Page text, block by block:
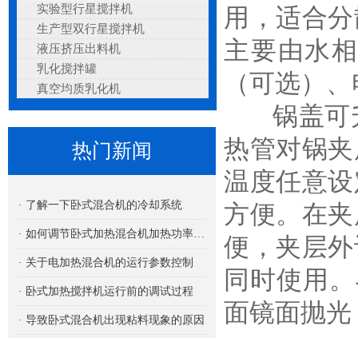
实验型行星搅拌机
生产型双行星搅拌机
液压挤压出料机
乳化搅拌罐
真空均质乳化机
热门新闻
· 了解一下卧式混合机的冷却系统
· 如何调节卧式加热混合机加热功率的大小
· 关于电加热混合机的运行参数控制
· 卧式加热搅拌机运行前的调试过程
· 导致卧式混合机出现粘料现象的原因
用，适合
主要由水
（可选）
锅盖可升
热管对锅
温度任意
方便。在
便，夹层
同时使用
面镜面抛